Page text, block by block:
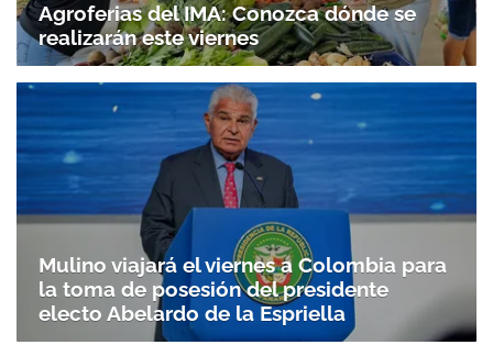
Agroferias del IMA: Conozca dónde se
realizarán este viernes
Mulino viajará el viernes a Colombia para
la toma de posesión del presidente
electo Abelardo de la Espriella